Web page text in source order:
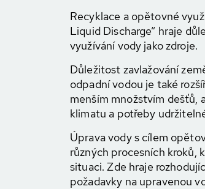
Recyklace a opětovné
Liquid Discharge“ hraje
využívání vody jako zdroje.
Důležitost zavlažování
odpadní vodou je také
menším množstvím dešťů,
klimatu a potřeby
Úprava vody s cílem
různých procesních kroků,
situaci. Zde hraje
požadavky na upravenou